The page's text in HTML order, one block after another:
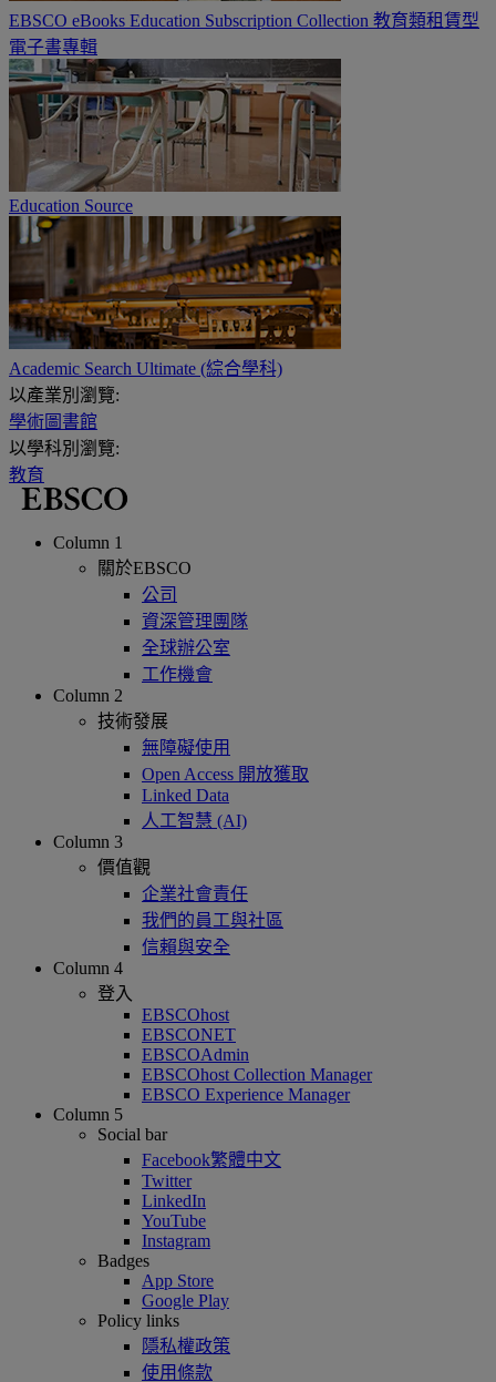
EBSCO eBooks Education Subscription Collection 教育類租賃型
電子書專輯
Education Source
Academic Search Ultimate (綜合學科)
以產業別瀏覽:
學術圖書館
以學科別瀏覽:
教育
Column 1
關於EBSCO
公司
資深管理團隊
全球辦公室
工作機會
Column 2
技術發展
無障礙使用
Open Access 開放獲取
Linked Data
人工智慧 (AI)
Column 3
價值觀
企業社會責任
我們的員工與社區
信賴與安全
Column 4
登入
EBSCOhost
EBSCONET
EBSCOAdmin
EBSCOhost Collection Manager
EBSCO Experience Manager
Column 5
Social bar
Facebook繁體中文
Twitter
LinkedIn
YouTube
Instagram
Badges
App Store
Google Play
Policy links
隱私權政策
使用條款